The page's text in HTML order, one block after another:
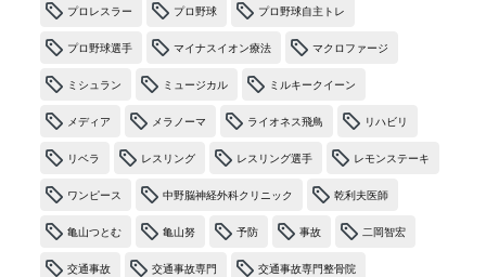
プロレスラー プロ野球 プロ野球自主トレ
プロ野球選手 マイナスイオン療法 マクロファージ
ミシュラン ミュージカル ミルキークイーン
メディア メラノーマ ライオネス飛鳥 リハビリ
リベラ レスリング レスリング選手 レモンステーキ
ワンピース 中野脳神経外科クリニック 乾利夫医師
亀山つとむ 亀山努 予防 事故 二岡智宏
交通事故 交通事故専門 交通事故専門整骨院